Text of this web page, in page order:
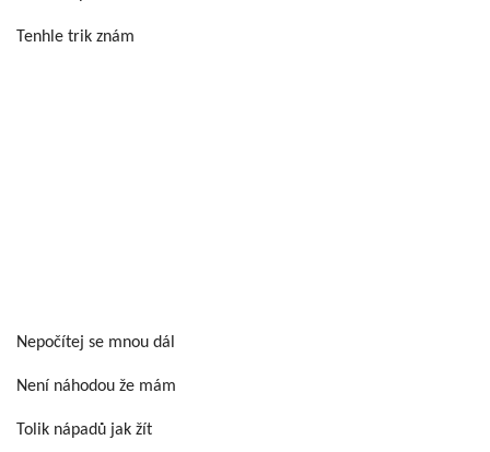
Tenhle trik znám
Nepočítej se mnou dál
Není náhodou že mám
Tolik nápadů jak žít